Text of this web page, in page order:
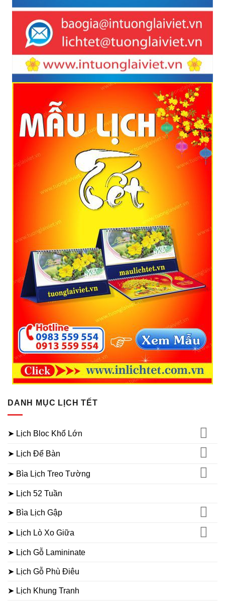
DANH MỤC LỊCH TẾT
➤ Lịch Bloc Khổ Lớn
➤ Lịch Để Bàn
➤ Bìa Lịch Treo Tường
➤ Lịch 52 Tuần
➤ Bìa Lịch Gập
➤ Lịch Lò Xo Giữa
➤ Lịch Gỗ Lamininate
➤ Lịch Gỗ Phù Điêu
➤ Lịch Khung Tranh